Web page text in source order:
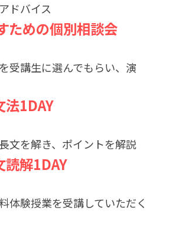
ドバイス
ための個別相談会
受講生に選んでもらい、演
法1DAY
文を解き、ポイントを解説
読解1DAY
体験授業を受講していただく